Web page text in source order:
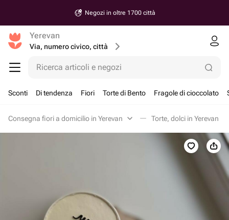
Negozi in oltre 1700 città
Yerevan
Via, numero civico, città
Ricerca articoli e negozi
Sconti Di tendenza Fiori Torte di Bento Fragole di cioccolato
Consegna fiori a domicilio in Yerevan Torte, dolci in Yerevan